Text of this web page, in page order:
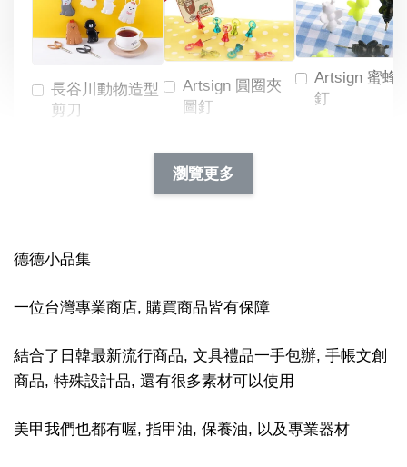
長谷川動物造型
剪刀
Artsign 圓圈夾
圖釘
NT$ 19.00
NT$ 66.00
Artsign 蜜蜂
釘
瀏覽更多
德德小品集
一位台灣專業商店, 購買商品皆有保障
結合了日韓最新流行商品, 文具禮品一手包辦, 手帳文創
商品, 特殊設計品, 還有很多素材可以使用
美甲我們也都有喔, 指甲油, 保養油, 以及專業器材